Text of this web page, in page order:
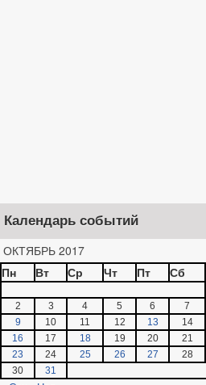
Календарь событий
ОКТЯБРЬ 2017
Пн
Вт Ср Чт Пт Сб
2
3 4 5 6 7
9
10 11 12 13 14
16
17 18 19 20 21
23
24 25 26 27 28
30
31